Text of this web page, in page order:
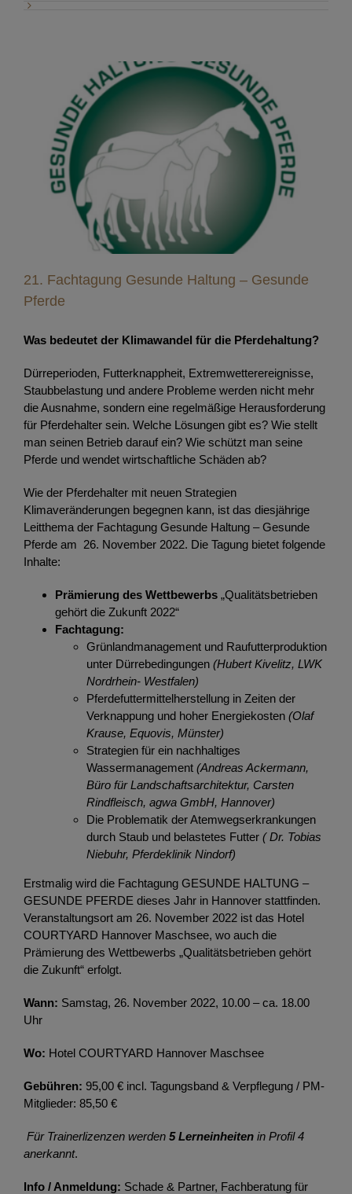
21. Fachtagung Gesunde Haltung – Gesunde
Pferde
21. Fachtagung Gesunde Haltung – Gesunde
Pferde
Was bedeutet der Klimawandel für die Pferdehaltung?
Dürreperioden, Futterknappheit, Extremwetterereignisse,
Staubbelastung und andere Probleme werden nicht mehr
die Ausnahme, sondern eine regelmäßige Herausforderung
für Pferdehalter sein. Welche Lösungen gibt es? Wie stellt
man seinen Betrieb darauf ein? Wie schützt man seine
Pferde und wendet wirtschaftliche Schäden ab?
Wie der Pferdehalter mit neuen Strategien
Klimaveränderungen begegnen kann, ist das diesjährige
Leitthema der Fachtagung Gesunde Haltung – Gesunde
Pferde am 26. November 2022. Die Tagung bietet folgende
Inhalte:
Prämierung des Wettbewerbs „Qualitätsbetrieben
gehört die Zukunft 2022“
Fachtagung:
Grünlandmanagement und Raufutterproduktion
unter Dürrebedingungen (Hubert Kivelitz, LWK
Nordrhein- Westfalen)
Pferdefuttermittelherstellung in Zeiten der
Verknappung und hoher Energiekosten (Olaf
Krause, Equovis, Münster)
Strategien für ein nachhaltiges
Wassermanagement (Andreas Ackermann,
Büro für Landschaftsarchitektur, Carsten
Rindfleisch, agwa GmbH, Hannover)
Die Problematik der Atemwegserkrankungen
durch Staub und belastetes Futter ( Dr. Tobias
Niebuhr, Pferdeklinik Nindorf)
Erstmalig wird die Fachtagung GESUNDE HALTUNG –
GESUNDE PFERDE dieses Jahr in Hannover stattfinden.
Veranstaltungsort am 26. November 2022 ist das Hotel
COURTYARD Hannover Maschsee, wo auch die
Prämierung des Wettbewerbs „Qualitätsbetrieben gehört
die Zukunft“ erfolgt.
Wann: Samstag, 26. November 2022, 10.00 – ca. 18.00
Uhr
Wo: Hotel COURTYARD Hannover Maschsee
Gebühren: 95,00 € incl. Tagungsband & Verpflegung / PM-
Mitglieder: 85,50 €
Für Trainerlizenzen werden 5 Lerneinheiten in Profil 4
anerkannt.
Info / Anmeldung: Schade & Partner, Fachberatung für